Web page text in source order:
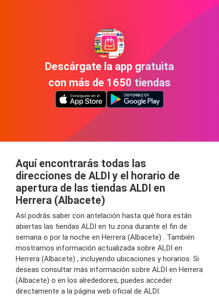
Descárgate la app gratuita
con más de 1650 tiendas
Aquí encontrarás todas las
direcciones de ALDI y el horario de
apertura de las tiendas ALDI en
Herrera (Albacete)
Así podrás saber con antelación hasta qué hora están
abiertas las tiendas ALDI en tu zona durante el fin de
semana o por la noche en Herrera (Albacete) . También
mostramos información actualizada sobre ALDI en
Herrera (Albacete) , incluyendo ubicaciones y horarios. Si
deseas consultar más información sobre ALDI en Herrera
(Albacete) o en los alrededores, puedes acceder
directamente a la página web oficial de ALDI.